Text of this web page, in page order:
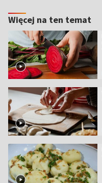
Więcej na ten temat